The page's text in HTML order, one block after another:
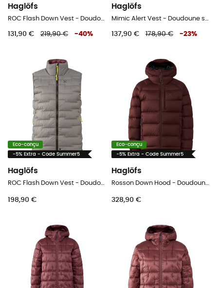
Haglöfs
ROC Flash Down Vest - Doudoune sans manches femme
131,90 € 219,90 € -40%
Haglöfs
Mimic Alert Vest - Doudoune sans manches femme
137,90 € 178,90 € -23%
Eco-conçu
-5% Extra - Code Summer5
Haglöfs
198,90 €
Eco-conçu
-5% Extra - Code Summer5
Haglöfs
328,90 €